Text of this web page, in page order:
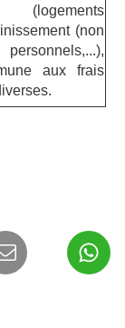
(logements
(non
aux frais